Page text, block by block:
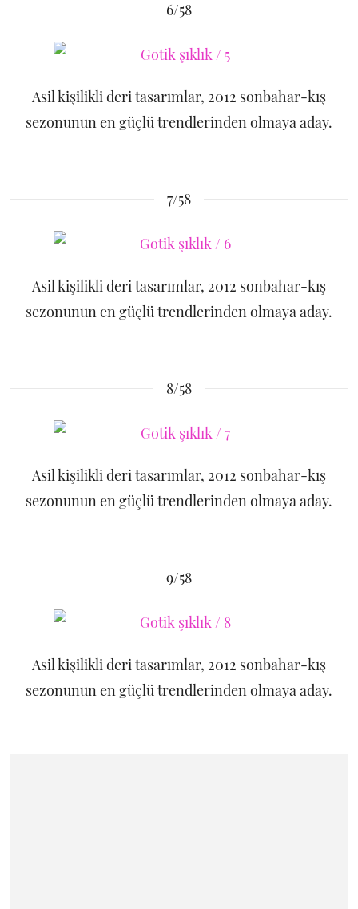
6/58
Asil kişilikli deri tasarımlar, 2012 sonbahar-kış
sezonunun en güçlü trendlerinden olmaya aday.
7/58
Asil kişilikli deri tasarımlar, 2012 sonbahar-kış
sezonunun en güçlü trendlerinden olmaya aday.
8/58
Asil kişilikli deri tasarımlar, 2012 sonbahar-kış
sezonunun en güçlü trendlerinden olmaya aday.
9/58
Asil kişilikli deri tasarımlar, 2012 sonbahar-kış
sezonunun en güçlü trendlerinden olmaya aday.